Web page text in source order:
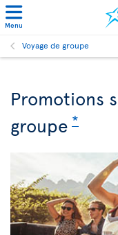
Menu
Voyage de groupe
Promotions
groupe *